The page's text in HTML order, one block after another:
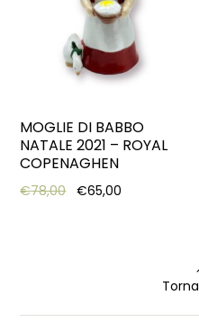
MOGLIE DI BABBO
NATALE 2021 – ROYAL
COPENAGHEN
€78,00 Original price was:
€65,00 Current